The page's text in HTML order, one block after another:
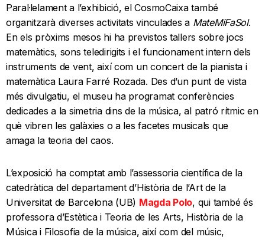
Paral·lelament a l’exhibició, el CosmoCaixa també
organitzarà diverses activitats vinculades a MateMiFaSol.
En els pròxims mesos hi ha previstos tallers sobre jocs
matemàtics, sons teledirigits i el funcionament intern dels
instruments de vent, així com un concert de la pianista i
matemàtica Laura Farré Rozada. Des d’un punt de vista
més divulgatiu, el museu ha programat conferències
dedicades a la simetria dins de la música, al patró rítmic en
què vibren les galàxies o a les facetes musicals que
amaga la teoria del caos.
L’exposició ha comptat amb l’assessoria científica de la
catedràtica del departament d’Història de l’Art de la
Universitat de Barcelona (UB) Magda Polo, qui també és
professora d’Estètica i Teoria de les Arts, Història de la
Música i Filosofia de la música, així com del músic,